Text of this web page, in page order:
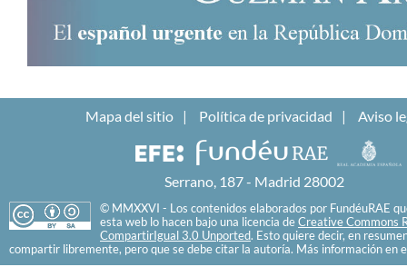
Mapa del sitio Política de privacidad Aviso
Serrano, 187 - Madrid 28002
© MMXXVI - Los contenidos elaborados por FundéuRAE
esta web lo hacen bajo una licencia de Creative Commons
CompartirIgual 3.0 Unported. Esto quiere decir, en
compartir libremente, pero que se debe citar la autoría. Más información en